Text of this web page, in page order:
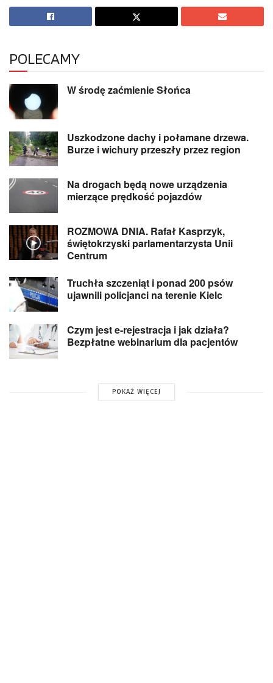
POLECAMY
W środę zaćmienie Słońca
Uszkodzone dachy i połamane drzewa.
Burze i wichury przeszły przez region
Na drogach będą nowe urządzenia
mierzące prędkość pojazdów
ROZMOWA DNIA. Rafał Kasprzyk,
świętokrzyski parlamentarzysta Unii
Centrum
Truchła szczeniąt i ponad 200 psów
ujawnili policjanci na terenie Kielc
Czym jest e-rejestracja i jak działa?
Bezpłatne webinarium dla pacjentów
POKAŻ WIĘCEJ